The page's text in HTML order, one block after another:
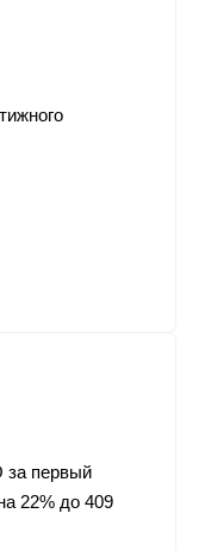
первый
22% до 409